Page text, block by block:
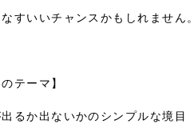
すいいチャンスかもしれません。
のテーマ】
るか出ないかのシンプルな境目